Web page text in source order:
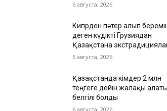
6 августа, 2026
Кипрден пәтер алып
деген күдікті Грузиядан
Қазақстанға
6 августа, 2026
Қазақстанда кімдер 2 млн
теңгеге дейін жалақы
белгілі болды
6 августа, 2026